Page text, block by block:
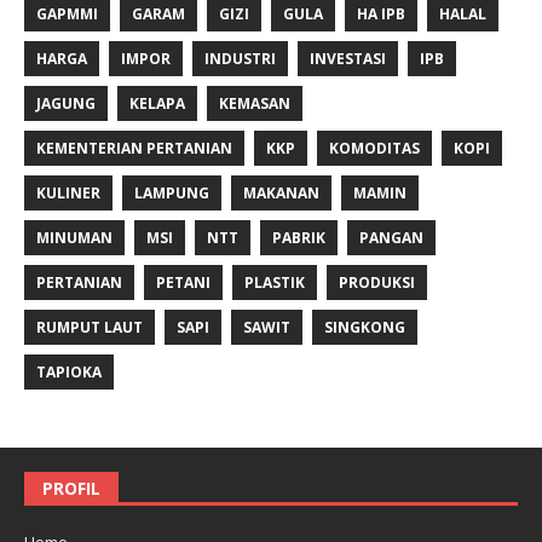
GAPMMI GARAM GIZI GULA HA IPB HALAL
HARGA IMPOR INDUSTRI INVESTASI IPB
JAGUNG KELAPA KEMASAN
KEMENTERIAN PERTANIAN KKP KOMODITAS KOPI
KULINER LAMPUNG MAKANAN MAMIN
MINUMAN MSI NTT PABRIK PANGAN
PERTANIAN PETANI PLASTIK PRODUKSI
RUMPUT LAUT SAPI SAWIT SINGKONG
TAPIOKA
PROFIL